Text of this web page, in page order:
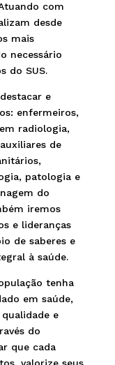
com
desde
mais
necessário
do SUS.
e
enfermeiros,
radiologia,
de
patologia e
do
iremos
e lideranças
de saberes e
à saúde.
tenha
em saúde,
e
do
que cada
valorize seus